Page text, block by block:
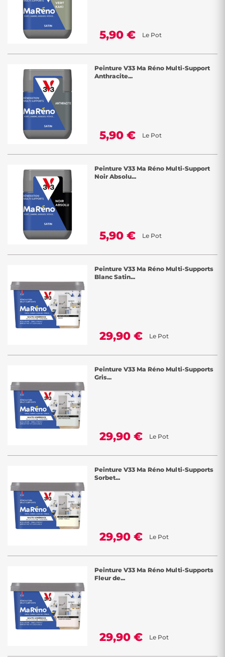
5,90 € Le Pot
Peinture V33 Ma Réno Multi-Support
Anthracite...
5,90 € Le Pot
Peinture V33 Ma Réno Multi-Support
Noir Absolu...
5,90 € Le Pot
Peinture V33 Ma Réno Multi-Supports
Blanc Satin...
29,90 € Le Pot
Peinture V33 Ma Réno Multi-Supports
Gris...
29,90 € Le Pot
Peinture V33 Ma Réno Multi-Supports
Sorbet...
29,90 € Le Pot
Peinture V33 Ma Réno Multi-Supports
Fleur de...
29,90 € Le Pot